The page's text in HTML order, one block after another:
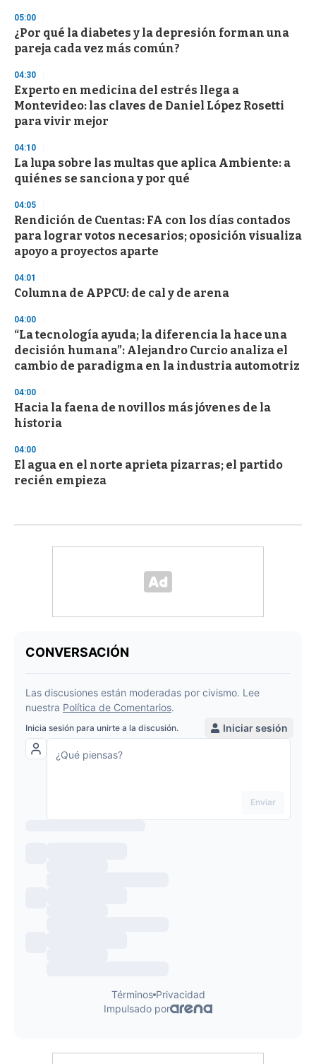
d
s
o
f
3
s
e
c
o
d
s
05:00
¿Por qué la diabetes y la depresión forman una
pareja cada vez más común?
04:30
Experto en medicina del estrés llega a
Montevideo: las claves de Daniel López Rosetti
para vivir mejor
04:10
La lupa sobre las multas que aplica Ambiente: a
quiénes se sanciona y por qué
04:05
Rendición de Cuentas: FA con los días contados
para lograr votos necesarios; oposición visualiza
apoyo a proyectos aparte
04:01
Columna de APPCU: de cal y de arena
04:00
“La tecnología ayuda; la diferencia la hace una
decisión humana”: Alejandro Curcio analiza el
cambio de paradigma en la industria automotriz
04:00
Hacia la faena de novillos más jóvenes de la
historia
04:00
El agua en el norte aprieta pizarras; el partido
recién empieza